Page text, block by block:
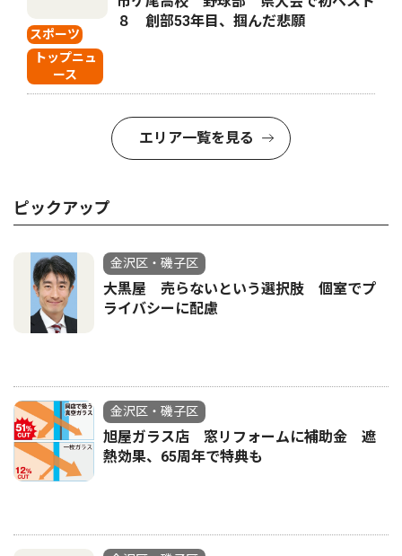
スポーツ
トップニュ
ース
８ 創部53年目、掴んだ悲願
エリア一覧を見る
ピックアップ
金沢区・磯子区
大黒屋 売らないという選択肢 個室でプ
ライバシーに配慮
金沢区・磯子区
旭屋ガラス店 窓リフォームに補助金 遮
熱効果、65周年で特典も